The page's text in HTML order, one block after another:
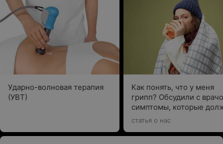
Ударно-волновая терапия
(УВТ)
Как понять, что у меня
грипп? Обсудили с
симптомы, которые
насторожить
статья о нас